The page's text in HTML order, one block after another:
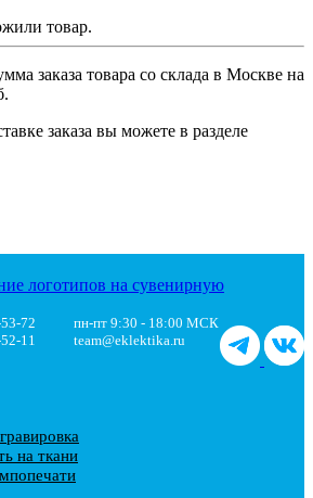
товар.
заказа товара со склада в Москве на
заказа вы можете в разделе
72
11
пн-пт 9:30 - 18:00 МСК
team@eklektika.ru
на ткани